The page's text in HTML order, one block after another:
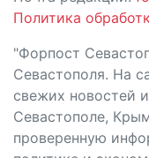
Политика
"Форпост
Севастополя. На
свежих новостей
Севастополе,
проверенную